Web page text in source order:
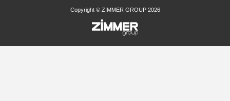
Copyright © ZIMMER GROUP 2026